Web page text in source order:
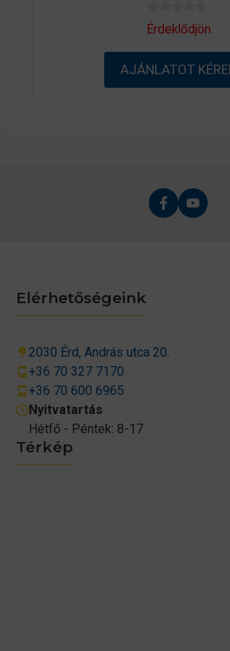
0
a
-
ő
Érdeklődjön
AJÁNLATOT
Térkép
Elérhetőségeink
2030 Érd, András utca 20.
+36 70 327 7170
+36 70 600 6965
Nyitvatartás
Hétfő - Péntek: 8-17